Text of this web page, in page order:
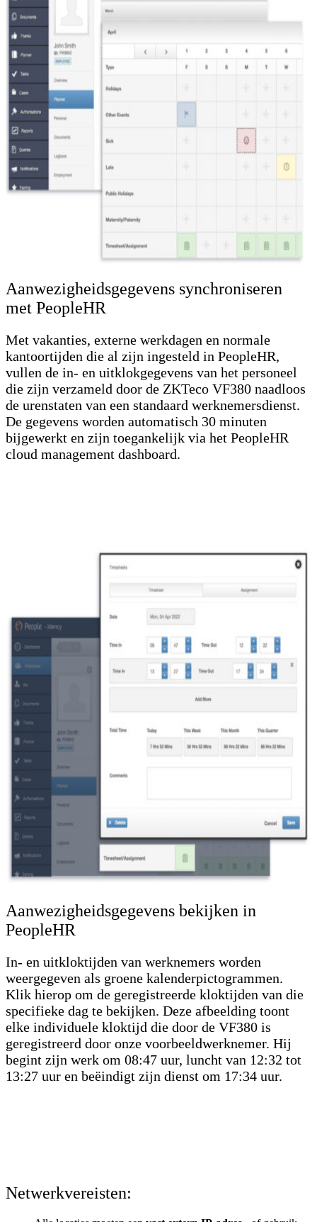
Aanwezigheidsgegevens synchroniseren
met PeopleHR
Met vakanties, externe werkdagen en normale
kantoortijden die al zijn ingesteld in PeopleHR,
vullen de in- en uitklokgegevens van het personeel
die zijn verzameld door de ZKTeco VF380 naadloos
de urenstaten van een standaard werknemersdienst.
De gegevens worden automatisch 30 minuten
bijgewerkt en zijn toegankelijk via het PeopleHR
cloud management dashboard.
Aanwezigheidsgegevens bekijken in
PeopleHR
In- en uitkloktijden van werknemers worden
weergegeven als groene kalenderpictogrammen.
Klik hierop om de geregistreerde kloktijden van die
specifieke dag te bekijken. Deze afbeelding toont
elke individuele kloktijd die door de VF380 is
geregistreerd door onze voorbeeldwerknemer. Hij
begint zijn werk om 08:47 uur, luncht van 12:32 tot
13:27 uur en beëindigt zijn dienst om 17:34 uur.
Netwerkvereisten: